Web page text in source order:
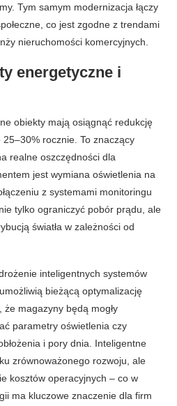
Tym samym modernizacja łączy
co jest zgodne z trendami
nieruchomości komercyjnych.
energetyczne i
obiekty mają osiągnąć redukcję
rocznie. To znaczący
realne oszczędności dla
jest wymiana oświetlenia na
z systemami monitoringu
tylko ograniczyć pobór prądu, ale
światła w zależności od
inteligentnych systemów
bieżącą optymalizację
magazyny będą mogły
parametry oświetlenia czy
i pory dnia. Inteligentne
zrównoważonego rozwoju, ale
kosztów operacyjnych – co w
ma kluczowe znaczenie dla firm